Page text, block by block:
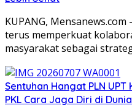
KUPANG,
terus memperkuat
masyarakat sebagai
Sentuhan Hangat PLN
PKL Cara Jaga Diri di